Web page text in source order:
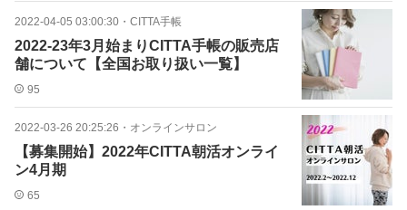
2022-04-05 03:00:30 ・ CITTA手帳
2022-23年3月始まりCITTA手帳の販売店
舗について【全国お取り扱い一覧】
95
2022-03-26 20:25:26 ・ オンラインサロン
【募集開始】2022年CITTA朝活オンライ
ン4月期
65